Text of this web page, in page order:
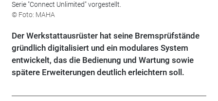
Serie "Connect Unlimited" vorgestellt.
© Foto: MAHA
Der Werkstattausrüster hat seine Bremsprüfstände
gründlich digitalisiert und ein modulares System
entwickelt, das die Bedienung und Wartung sowie
spätere Erweiterungen deutlich erleichtern soll.